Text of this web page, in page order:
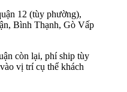
12 (tùy phường),
Bình Thạnh, Gò Vấp
còn lại, phí ship tùy
vị trí cụ thể khách